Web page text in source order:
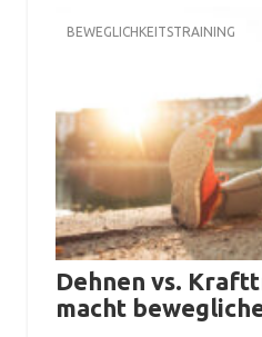
BEWEGLICHKEITSTRAINING
Dehnen vs.
macht